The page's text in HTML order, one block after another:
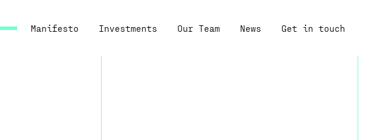
Manifesto Investments Our Team News Get in touch